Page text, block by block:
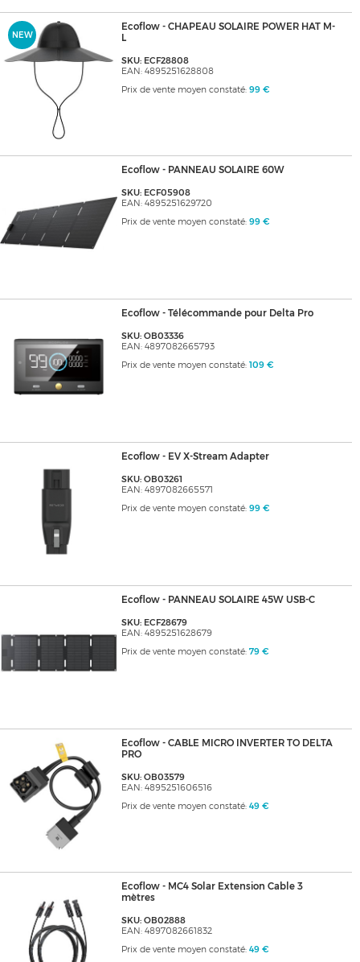
NEW
Ecoflow - CHAPEAU SOLAIRE POWER HAT M-
L
SKU: ECF28808
EAN: 4895251628808
Prix de vente moyen constaté: 99 €
Ecoflow - PANNEAU SOLAIRE 60W
SKU: ECF05908
EAN: 4895251629720
Prix de vente moyen constaté: 99 €
Ecoflow - Télécommande pour Delta Pro
SKU: OB03336
EAN: 4897082665793
Prix de vente moyen constaté: 109 €
Ecoflow - EV X-Stream Adapter
SKU: OB03261
EAN: 4897082665571
Prix de vente moyen constaté: 99 €
Ecoflow - PANNEAU SOLAIRE 45W USB-C
SKU: ECF28679
EAN: 4895251628679
Prix de vente moyen constaté: 79 €
Ecoflow - CABLE MICRO INVERTER TO DELTA
PRO
SKU: OB03579
EAN: 4895251606516
Prix de vente moyen constaté: 49 €
Ecoflow - MC4 Solar Extension Cable 3
mètres
SKU: OB02888
EAN: 4897082661832
Prix de vente moyen constaté: 49 €